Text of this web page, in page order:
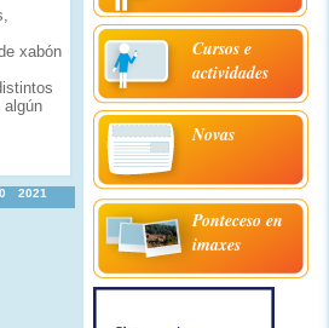
xabón
algún
2021
Cursos e
actividades
Novas
Ponteceso en
imaxes